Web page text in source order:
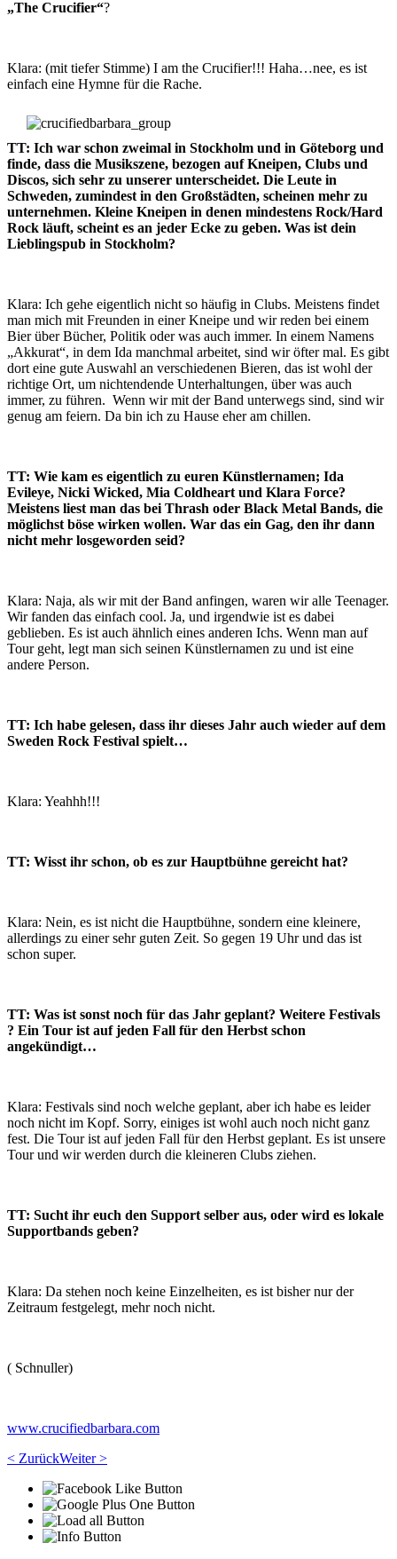
„The Crucifier“?
Klara: (mit tiefer Stimme) I am the Crucifier!!! Haha…nee, es ist
einfach eine Hymne für die Rache.
TT: Ich war schon zweimal in Stockholm und in Göteborg und
finde, dass die Musikszene, bezogen auf Kneipen, Clubs und
Discos, sich sehr zu unserer unterscheidet. Die Leute in
Schweden, zumindest in den Großstädten, scheinen mehr zu
unternehmen. Kleine Kneipen in denen mindestens Rock/Hard
Rock läuft, scheint es an jeder Ecke zu geben. Was ist dein
Lieblingspub in Stockholm?
Klara: Ich gehe eigentlich nicht so häufig in Clubs. Meistens findet
man mich mit Freunden in einer Kneipe und wir reden bei einem
Bier über Bücher, Politik oder was auch immer. In einem Namens
„Akkurat“, in dem Ida manchmal arbeitet, sind wir öfter mal. Es gibt
dort eine gute Auswahl an verschiedenen Bieren, das ist wohl der
richtige Ort, um nichtendende Unterhaltungen, über was auch
immer, zu führen. Wenn wir mit der Band unterwegs sind, sind wir
genug am feiern. Da bin ich zu Hause eher am chillen.
TT: Wie kam es eigentlich zu euren Künstlernamen; Ida
Evileye, Nicki Wicked, Mia Coldheart und Klara Force?
Meistens liest man das bei Thrash oder Black Metal Bands, die
möglichst böse wirken wollen. War das ein Gag, den ihr dann
nicht mehr losgeworden seid?
Klara: Naja, als wir mit der Band anfingen, waren wir alle Teenager.
Wir fanden das einfach cool. Ja, und irgendwie ist es dabei
geblieben. Es ist auch ähnlich eines anderen Ichs. Wenn man auf
Tour geht, legt man sich seinen Künstlernamen zu und ist eine
andere Person.
TT: Ich habe gelesen, dass ihr dieses Jahr auch wieder auf dem
Sweden Rock Festival spielt…
Klara: Yeahhh!!!
TT: Wisst ihr schon, ob es zur Hauptbühne gereicht hat?
Klara: Nein, es ist nicht die Hauptbühne, sondern eine kleinere,
allerdings zu einer sehr guten Zeit. So gegen 19 Uhr und das ist
schon super.
TT: Was ist sonst noch für das Jahr geplant? Weitere Festivals
? Ein Tour ist auf jeden Fall für den Herbst schon
angekündigt…
Klara: Festivals sind noch welche geplant, aber ich habe es leider
noch nicht im Kopf. Sorry, einiges ist wohl auch noch nicht ganz
fest. Die Tour ist auf jeden Fall für den Herbst geplant. Es ist unsere
Tour und wir werden durch die kleineren Clubs ziehen.
TT: Sucht ihr euch den Support selber aus, oder wird es lokale
Supportbands geben?
Klara: Da stehen noch keine Einzelheiten, es ist bisher nur der
Zeitraum festgelegt, mehr noch nicht.
( Schnuller)
www.crucifiedbarbara.com
< ZurückWeiter >